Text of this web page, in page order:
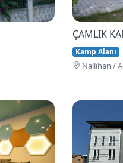
ÇAMLIK
Kamp Alanı
Nallihan /